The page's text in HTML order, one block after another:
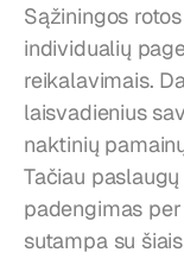
Sąžiningos
individualių
reikalavimais.
laisvadienius
naktinių
Tačiau
padengimas
sutampa su